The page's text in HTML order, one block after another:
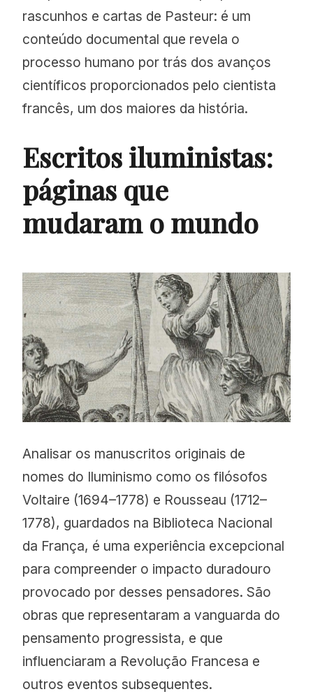
rascunhos e cartas de Pasteur: é um
conteúdo documental que revela o
processo humano por trás dos avanços
científicos proporcionados pelo cientista
francês, um dos maiores da história.
Escritos iluministas:
páginas que
mudaram o mundo
Analisar os manuscritos originais de
nomes do Iluminismo como os filósofos
Voltaire (1694–1778) e Rousseau (1712–
1778), guardados na Biblioteca Nacional
da França, é uma experiência excepcional
para compreender o impacto duradouro
provocado por desses pensadores. São
obras que representaram a vanguarda do
pensamento progressista, e que
influenciaram a Revolução Francesa e
outros eventos subsequentes.